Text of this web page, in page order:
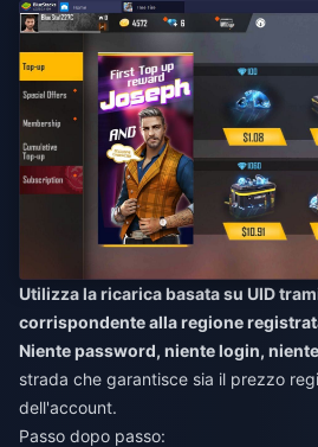
Utilizza la ricarica basata su UID
corrispondente alla regione
Niente password, niente login, niente
strada che garantisce sia il prezzo
dell'account.
Passo dopo passo: